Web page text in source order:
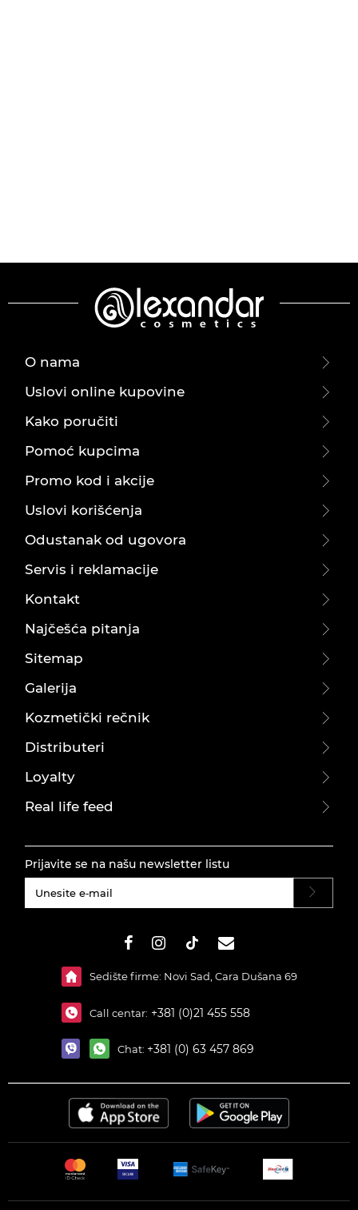
O nama
Uslovi online kupovine
Kako poručiti
Pomoć kupcima
Promo kod i akcije
Uslovi korišćenja
Odustanak od ugovora
Servis i reklamacije
Kontakt
Najčešća pitanja
Sitemap
Galerija
Kozmetički rečnik
Distributeri
Loyalty
Real life feed
Prijavite se na našu newsletter listu
Sedište firme: Novi Sad, Cara Dušana 69
Call centar: +381 (0)21 455 558
Chat: +381 (0) 63 457 869